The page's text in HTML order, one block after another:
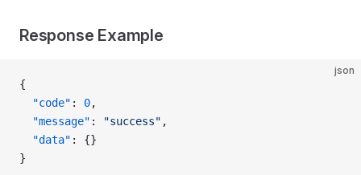
Response Example
json
{
  "code"
: 0,
  "message"
: "success" ,
  "data"
: {}
}